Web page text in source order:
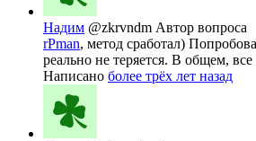
Надим @zkrvndm Автор вопроса
rPman, метод сработал)
реально не теряется. В общем,
Написано более трёх лет назад